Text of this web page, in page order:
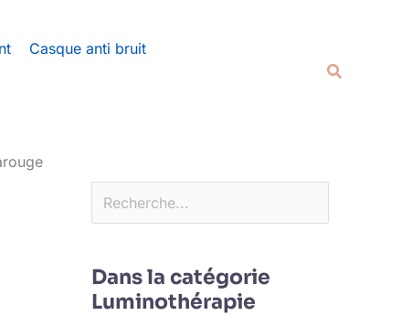
Casque anti bruit
Dans la catégorie
Luminothérapie